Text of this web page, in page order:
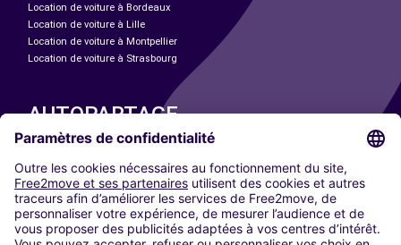
Location de voiture à Bordeaux
Location de voiture à Lille
Location de voiture à Montpellier
Location de voiture à Strasbourg
AUTOPARTAGE
Paris
Madrid
Washington DC
Milan
Rome